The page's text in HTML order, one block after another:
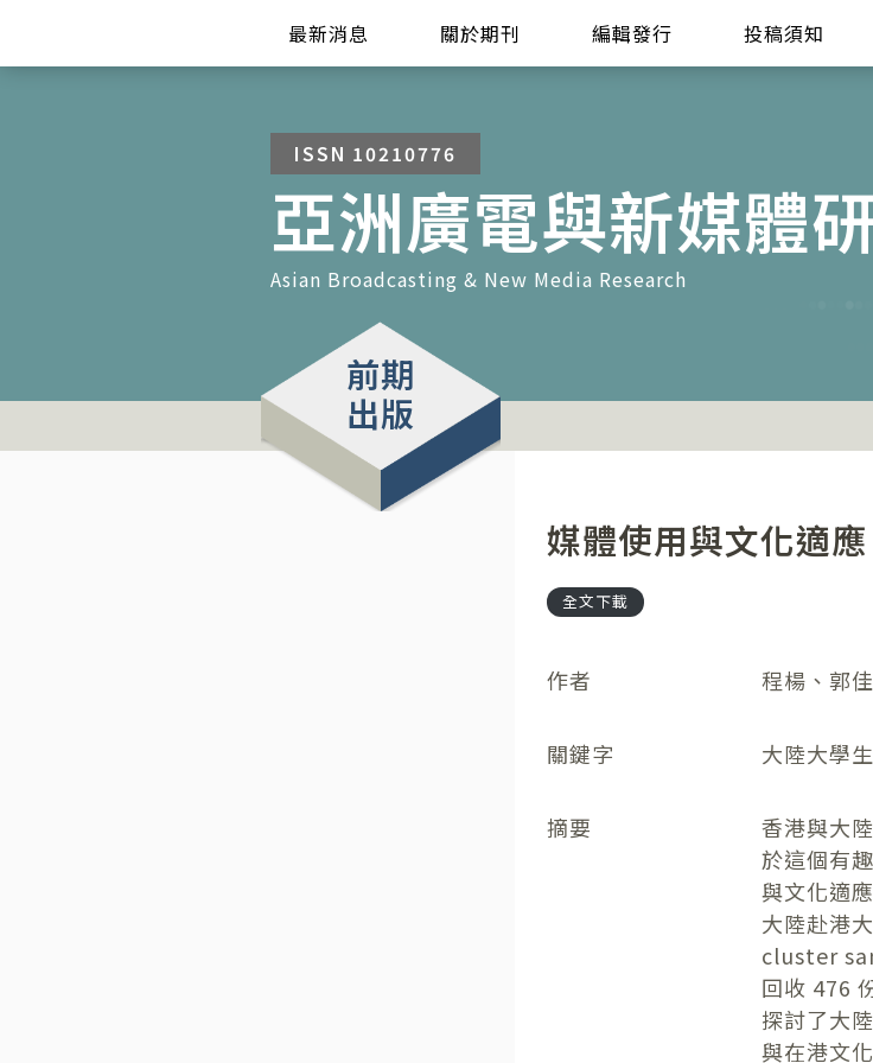
最新消息 關於期刊 編輯發行 投稿須知
ISSN 10210776
亞洲廣電與新媒體
Asian Broadcasting & New Media Research
前期
出版
媒體使用與文化適
全文下載
作者 程楊、郭
關鍵字 大陸大學
摘要
香港與大
於這個有
與文化適
大陸赴港
cluster
回收 476
探討了大
與在港文